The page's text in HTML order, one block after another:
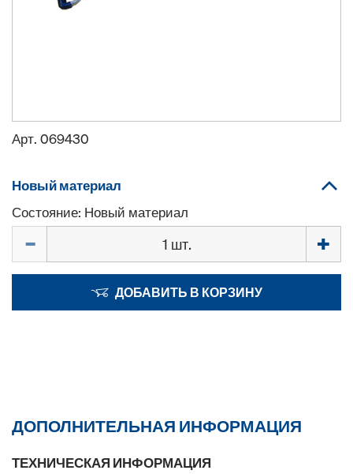
Арт. 069430
Новый материал
Состояние: Новый материал
ДОБАВИТЬ В КОРЗИНУ
ДОПОЛНИТЕЛЬНАЯ ИНФОРМАЦИЯ
ТЕХНИЧЕСКАЯ ИНФОРМАЦИЯ